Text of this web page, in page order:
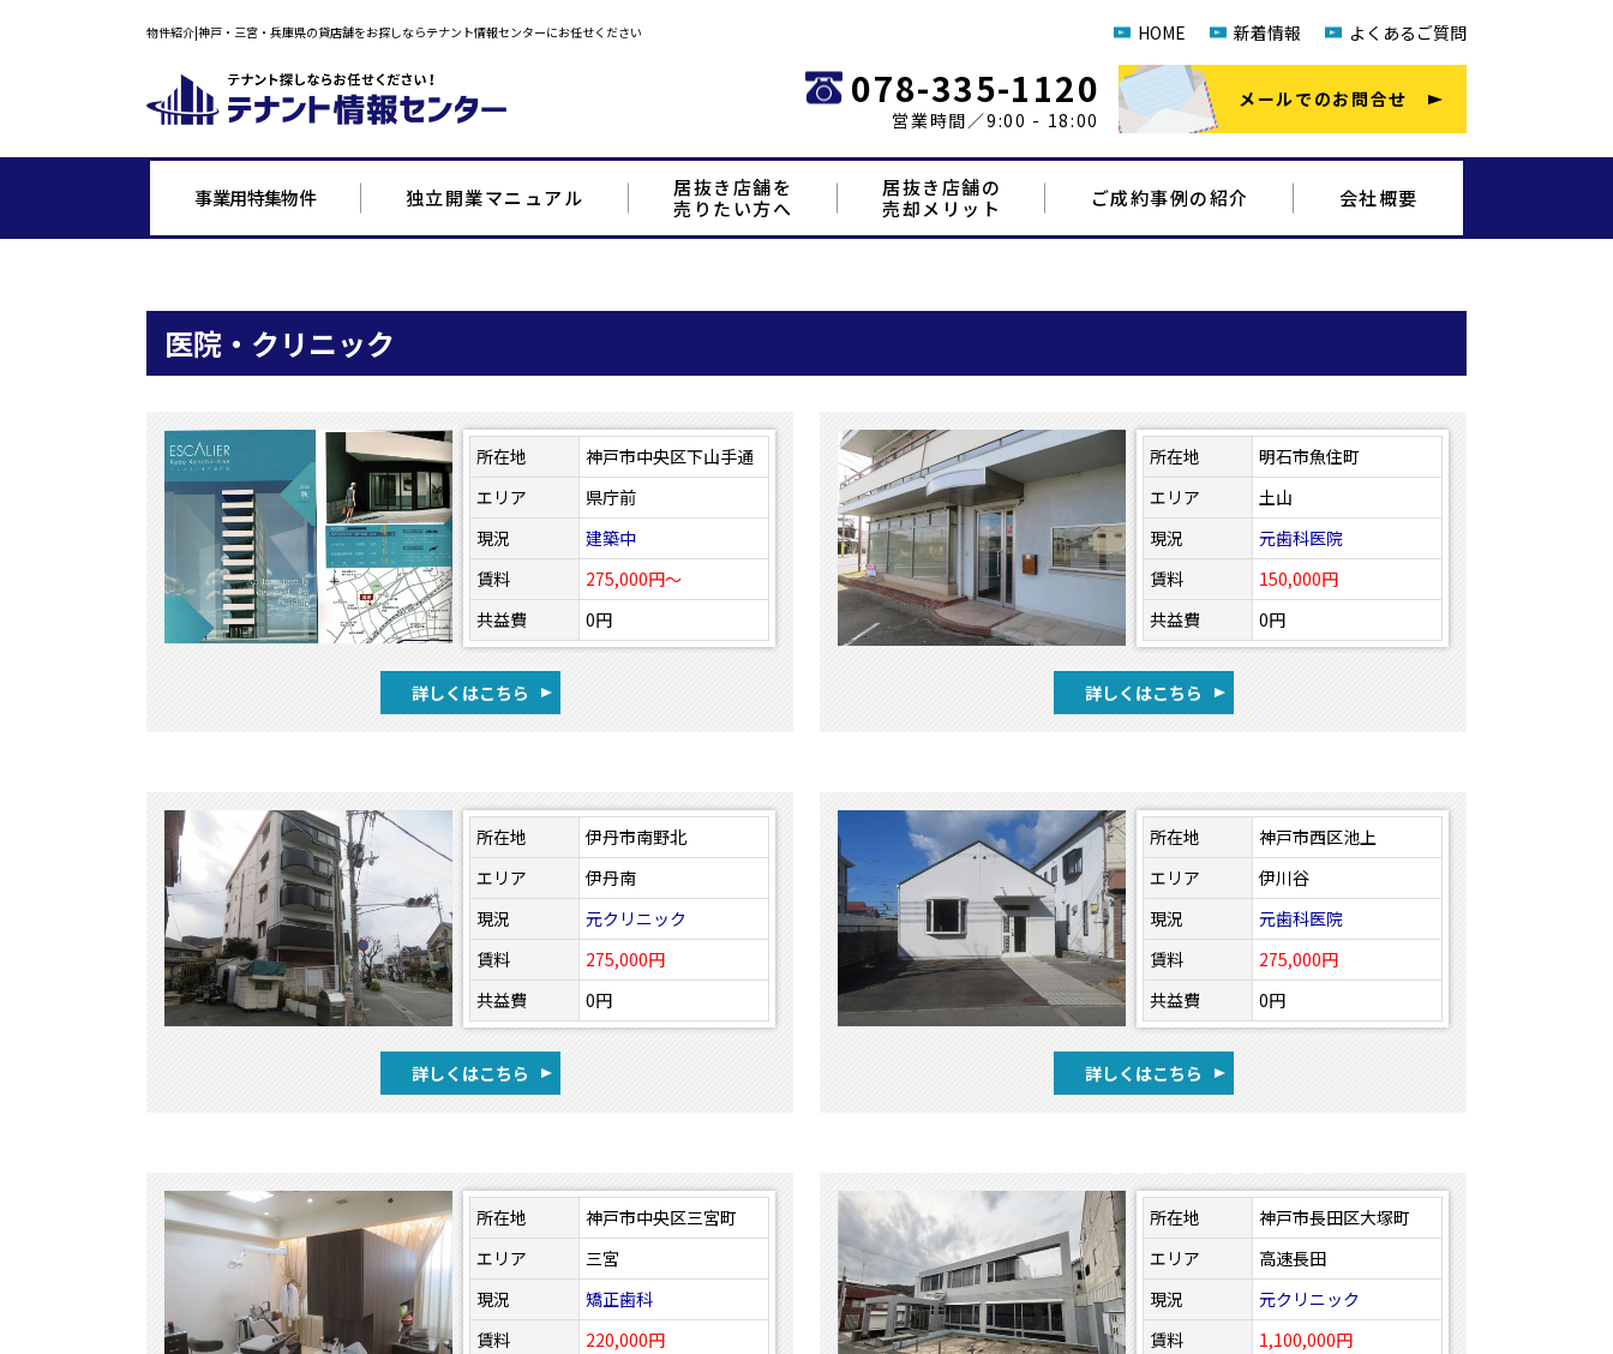
物件紹介|神戸・三宮・兵庫県の貸店舗をお探しならテナント情報センターにお任せください HOME 新着情報 よくあるご質問
078-335-1120
営業時間／9:00 - 18:00
メールでのお問合せ
事業用特集物件 独立開業マニュアル
居抜き店舗を
売りたい方へ
居抜き店舗の
売却メリット
ご成約事例の紹介 会社概要
医院・クリニック
所在地
神戸市中央区下山手通
エリア
県庁前
現況
建築中
賃料
275,000円～
共益費
0円
詳しくはこちら
所在地
明石市魚住町
エリア
土山
現況
元歯科医院
賃料
150,000円
共益費
0円
詳しくはこちら
所在地
伊丹市南野北
エリア
伊丹南
現況
元クリニック
賃料
275,000円
共益費
0円
詳しくはこちら
所在地
神戸市西区池上
エリア
伊川谷
現況
元歯科医院
賃料
275,000円
共益費
0円
詳しくはこちら
所在地
神戸市中央区三宮町
エリア
三宮
現況
矯正歯科
賃料
220,000円
所在地
神戸市長田区大塚町
エリア
高速長田
現況
元クリニック
賃料
1,100,000円